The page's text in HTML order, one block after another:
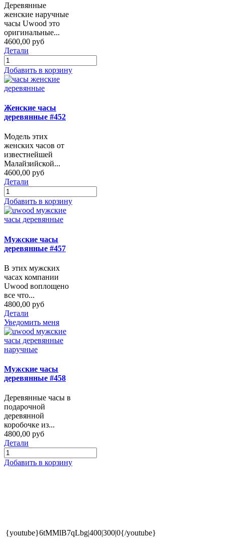
Деревянные
женские наручные
часы Uwood это
оригинальные...
4600,00 руб
Детали
Добавить в корзину
Женские часы
деревянные #452
Модель этих
женских часов от
известнейшей
Малайзийской...
4600,00 руб
Детали
Добавить в корзину
Мужские часы
деревянные #457
В этих мужских
часах компании
Uwood воплощено
все что...
4800,00 руб
Детали
Уведомить меня
Мужские часы
деревянные #458
Деревянные часы в
подарочной
деревянной
коробочке из...
4800,00 руб
Детали
Добавить в корзину
{youtube}6tMMlB7qLbg|400|300|0{/youtube}